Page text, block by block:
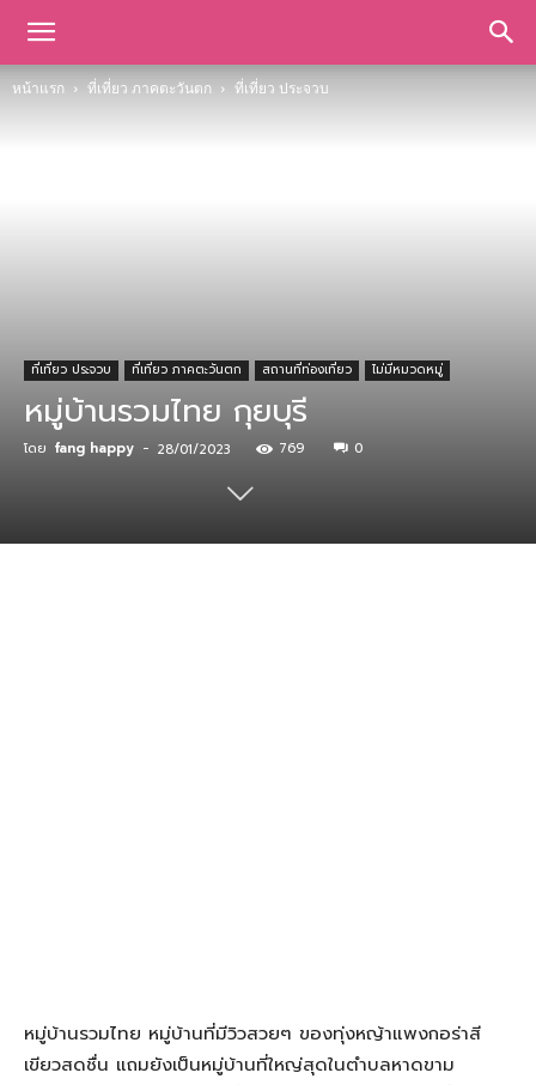
หน้าแรก ที่เที่ยว ภาคตะวันตก ที่เที่ยว ประจวบ
ที่เที่ยว ประจวบ ที่เที่ยว ภาคตะวันตก สถานที่ท่องเที่ยว ไม่มีหมวดหมู่
หมู่บ้านรวมไทย กุยบุรี
โดย fang happy - 28/01/2023 769 0
หมู่บ้านรวมไทย หมู่บ้านที่มีวิวสวยๆ ของทุ่งหญ้าแพงกอร่าสี
เขียวสดชื่น แถมยังเป็นหมู่บ้านที่ใหญ่สุดในตำบลหาดขาม